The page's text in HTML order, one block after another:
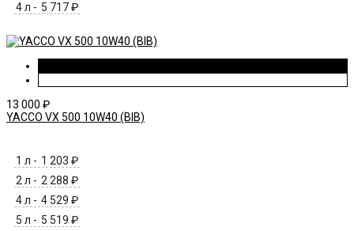
4 л - 5 717 ₽
13 000 ₽
YACCO VX 500 10W40 (BIB)
1 л - 1 203 ₽
2 л - 2 288 ₽
4 л - 4 529 ₽
5 л - 5 519 ₽